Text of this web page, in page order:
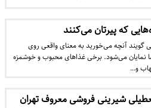
که پیرتان می‌کنند
گویند آنچه می‌خورید به معنای واقعی روی
می‌شود. برخی غذاهای محبوب و خوشمزه
و…
شیرینی فروشی معروف تهران